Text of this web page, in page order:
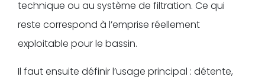
technique ou au système de filtration. Ce qui
reste correspond à l’emprise réellement
exploitable pour le bassin.
Il faut ensuite définir l’usage principal : détente,